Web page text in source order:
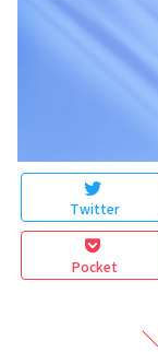
Twitter
Pocket